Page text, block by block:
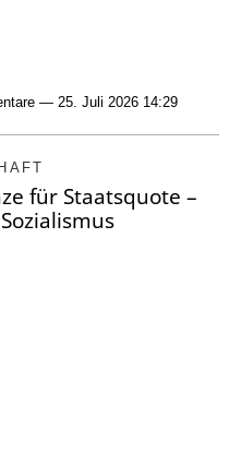
— 25. Juli 2026 14:29
für Staatsquote –